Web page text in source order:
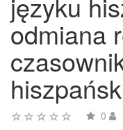
odmiana
0